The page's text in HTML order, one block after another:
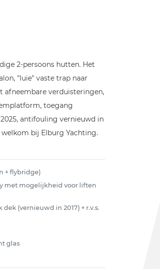
2-persoons hutten. Het
"luie" vaste trap naar
afneembare verduisteringen,
toegang
antifouling vernieuwd in
bij Elburg Yachting.
+ flybridge)
met mogelijkheid voor liften
(vernieuwd in 2017) + r.v.s.
glas